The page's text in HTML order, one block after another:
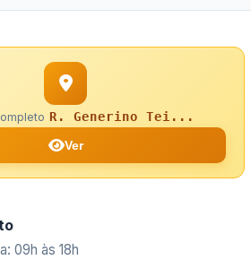
R. Generino Tei...
Ver
09h às 18h